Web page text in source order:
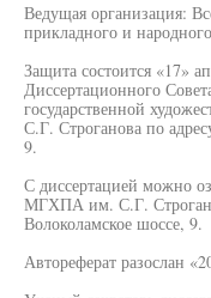
Ведущая организация:
прикладного и
Защита состоится «17»
Диссертационного
государственной
С.Г. Строганова по
9.
С диссертацией можно
МГХПА им. С.Г.
Волоколамское шоссе, 9.
Автореферат разослан